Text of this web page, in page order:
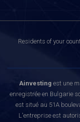
Residents of your
Ainvesting est une
enregistrée en Bulgarie
est situé au 51A
L'entreprise est